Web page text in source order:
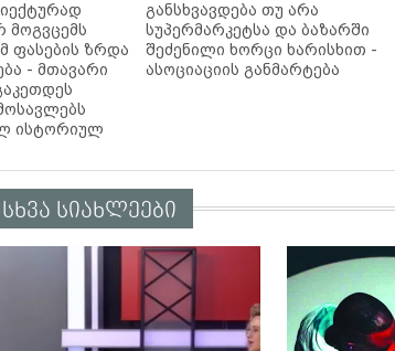
მოგვცემს
ფასების ზრდა
- მთავარი
ისტორიულ
განსხვავდება თუ არა
სუპერმარკეტსა და ბაზარში
შეძენილი ხორცი ხარისხით -
ასოციაციის განმარტება
სიახლეები